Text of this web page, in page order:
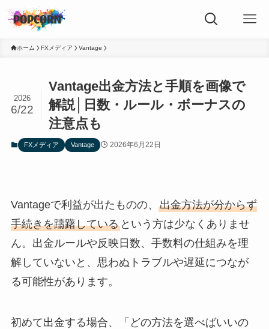
ホーム FXメディア Vantage
Vantage出金方法と手順を画像で
解説│日数・ルール・ボーナスの
注意点も
2026
6/22
FXメディア Vantage 2026年6月22日
Vantageで利益が出たものの、 出金方法が分からず
手続きを躊躇しているという方は少なくありませ
ん。出金ルールや反映日数、手数料の仕組みを理
解していないと、思わぬトラブルや遅延につなが
る可能性があります。
初めて出金する場合、「どの方法を選べばいいの